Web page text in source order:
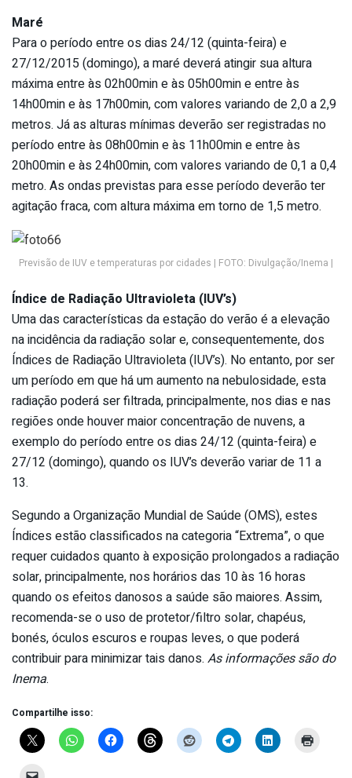
Maré
Para o período entre os dias 24/12 (quinta-feira) e
27/12/2015 (domingo), a maré deverá atingir sua altura
máxima entre às 02h00min e às 05h00min e entre às
14h00min e às 17h00min, com valores variando de 2,0 a 2,9
metros. Já as alturas mínimas deverão ser registradas no
período entre às 08h00min e às 11h00min e entre às
20h00min e às 24h00min, com valores variando de 0,1 a 0,4
metro. As ondas previstas para esse período deverão ter
agitação fraca, com altura máxima em torno de 1,5 metro.
Previsão de IUV e temperaturas por cidades | FOTO: Divulgação/Inema |
Índice de Radiação Ultravioleta (IUV’s)
Uma das características da estação do verão é a elevação
na incidência da radiação solar e, consequentemente, dos
Índices de Radiação Ultravioleta (IUV’s). No entanto, por ser
um período em que há um aumento na nebulosidade, esta
radiação poderá ser filtrada, principalmente, nos dias e nas
regiões onde houver maior concentração de nuvens, a
exemplo do período entre os dias 24/12 (quinta-feira) e
27/12 (domingo), quando os IUV’s deverão variar de 11 a
13.
Segundo a Organização Mundial de Saúde (OMS), estes
Índices estão classificados na categoria “Extrema”, o que
requer cuidados quanto à exposição prolongados a radiação
solar, principalmente, nos horários das 10 às 16 horas
quando os efeitos danosos a saúde são maiores. Assim,
recomenda-se o uso de protetor/filtro solar, chapéus,
bonés, óculos escuros e roupas leves, o que poderá
contribuir para minimizar tais danos. As informações são do
Inema.
Compartilhe isso: